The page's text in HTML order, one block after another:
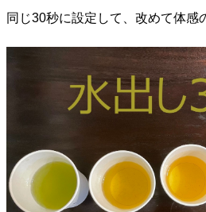
同じ30秒に設定して、改めて体感